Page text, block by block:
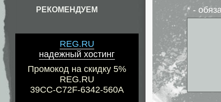
РЕКОМЕНДУЕМ
REG.RU
надежный хостинг
Промокод на скидку 5%
REG.RU
39CC-C72F-6342-560A
* -